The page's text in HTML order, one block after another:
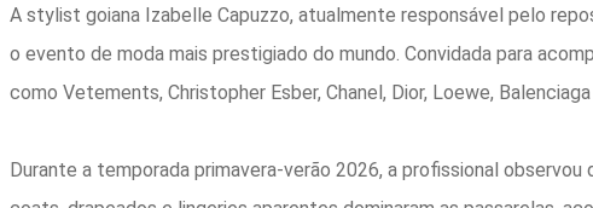
A stylist goiana Izabelle Capuzzo, atualmente responsável pelo
o evento de moda mais prestigiado do mundo. Convidada para
como Vetements, Christopher Esber, Chanel, Dior, Loewe, Balenciaga
Durante a temporada primavera-verão 2026, a profissional